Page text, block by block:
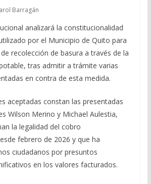
Barragán
analizará la constitucionalidad
por el Municipio de Quito para
recolección de basura a través de la
tras admitir a trámite varias
en contra de esta medida.
aceptadas constan las presentadas
Wilson Merino y Michael Aulestia,
la legalidad del cobro
febrero de 2026 y que ha
ciudadanos por presuntos
en los valores facturados.